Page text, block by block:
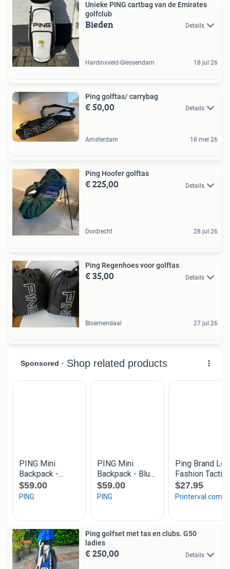
Unieke PING cartbag van de Emirates
golfclub
Bieden Details
Hardinxveld-Giessendam 18 jul 26
Ping golftas/ carrybag
€ 50,00 Details
Amsterdam 18 mei 26
Ping Hoofer golftas
€ 225,00 Details
Dordrecht 28 jul 26
Ping Regenhoes voor golftas
€ 35,00 Details
Bloemendaal 27 jul 26
Ping golfset met tas en clubs. G50
ladies
€ 250,00 Details